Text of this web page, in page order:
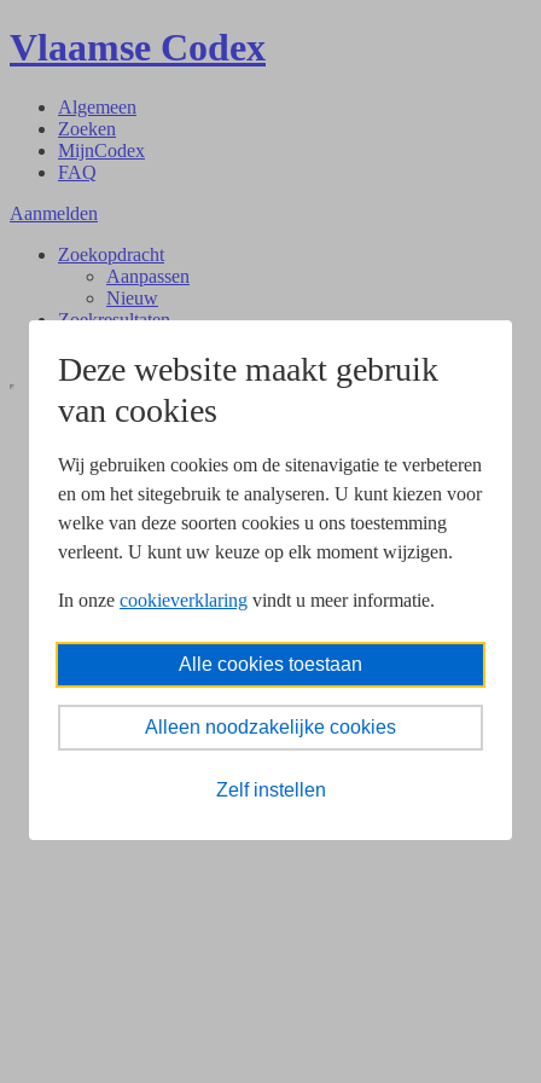
Deze website maakt gebruik
van cookies
Wij gebruiken cookies om de sitenavigatie te verbeteren
en om het sitegebruik te analyseren. U kunt kiezen voor
welke van deze soorten cookies u ons toestemming
verleent. U kunt uw keuze op elk moment wijzigen.
In onze cookieverklaring vindt u meer informatie.
Alle cookies toestaan
Alleen noodzakelijke cookies
Zelf instellen
Vlaamse Codex
Algemeen
Zoeken
MijnCodex
FAQ
Aanmelden
Zoekopdracht
Aanpassen
Nieuw
Zoekresultaten